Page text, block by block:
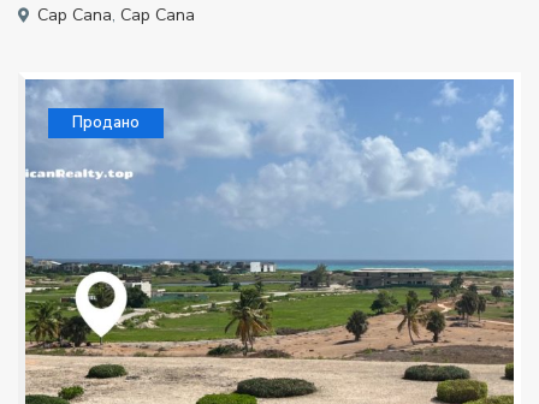
Cap Cana, Cap Cana
Продано